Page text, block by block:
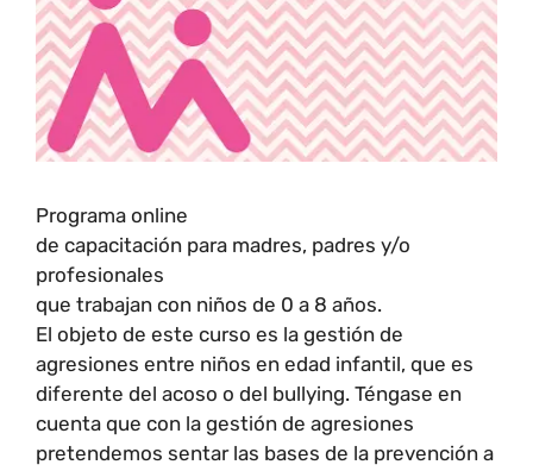
Programa online
de capacitación para madres, padres y/o
profesionales
que trabajan con niños de 0 a 8 años.
El objeto de este curso es la gestión de
agresiones entre niños en edad infantil, que es
diferente del acoso o del bullying. Téngase en
cuenta que con la gestión de agresiones
pretendemos sentar las bases de la prevención a